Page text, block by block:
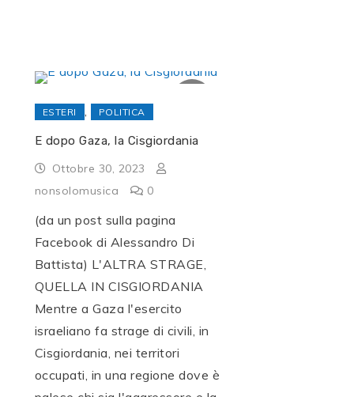
ESTERI , POLITICA
E dopo Gaza, la Cisgiordania
Ottobre 30, 2023
nonsolomusica
0
(da un post sulla pagina
Facebook di Alessandro Di
Battista) L'ALTRA STRAGE,
QUELLA IN CISGIORDANIA
Mentre a Gaza l'esercito
israeliano fa strage di civili, in
Cisgiordania, nei territori
occupati, in una regione dove è